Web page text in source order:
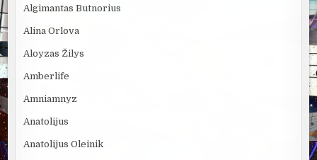
Algimantas Butnorius
Alina Orlova
Aloyzas Žilys
Amberlife
Amniamnyz
Anatolijus
Anatolijus Oleinik